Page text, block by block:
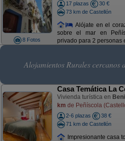
8 Fotos
17 plazas
30 €
73 km de Castellón
Alójate en el
sobre el mar en
privado para 2 personas
Alojamientos Rurales cercanos a
Casa Temática La
Vivienda turística en
km de Peñíscola
2-6 plazas
38 €
71 km de Castellón
Impresionante casa